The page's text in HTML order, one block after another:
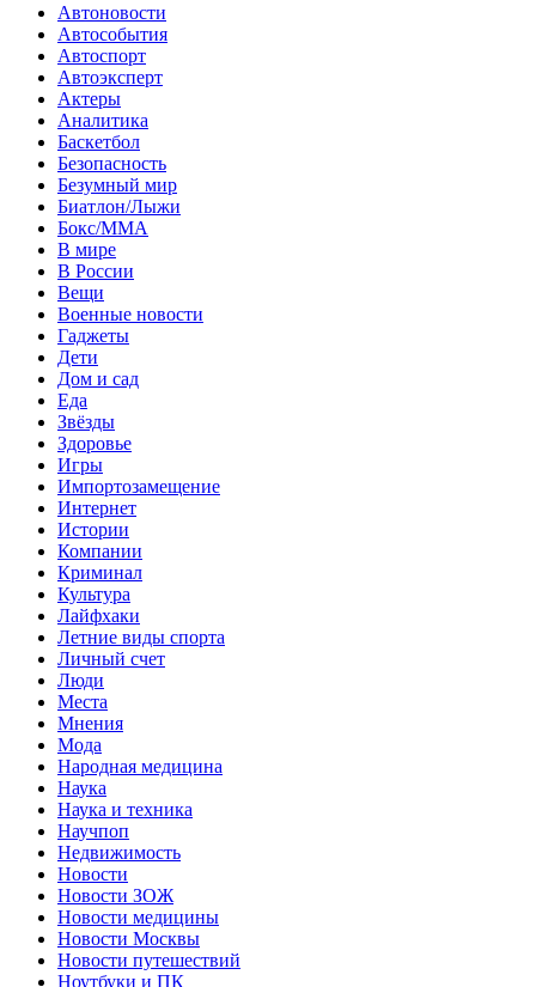
Автоновости
Автособытия
Автоспорт
Автоэксперт
Актеры
Аналитика
Баскетбол
Безопасность
Безумный мир
Биатлон/Лыжи
Бокс/MMA
В мире
В России
Вещи
Военные новости
Гаджеты
Дети
Дом и сад
Еда
Звёзды
Здоровье
Игры
Импортозамещение
Интернет
Истории
Компании
Криминал
Культура
Лайфхаки
Летние виды спорта
Личный счет
Люди
Места
Мнения
Мода
Народная медицина
Наука
Наука и техника
Научпоп
Недвижимость
Новости
Новости ЗОЖ
Новости медицины
Новости Москвы
Новости путешествий
Ноутбуки и ПК